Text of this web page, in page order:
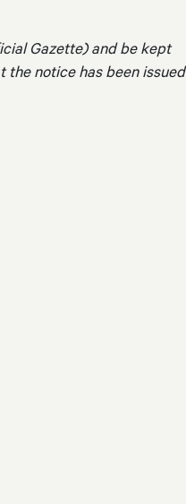
Gazette) and be kept
the notice has been issued